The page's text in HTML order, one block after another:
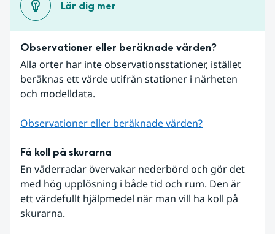
Lär dig mer
Observationer eller beräknade värden?
Alla orter har inte observationsstationer, istället
beräknas ett värde utifrån stationer i närheten
och modelldata.
Observationer eller beräknade värden?
Få koll på skurarna
En väderradar övervakar nederbörd och gör det
med hög upplösning i både tid och rum. Den är
ett värdefullt hjälpmedel när man vill ha koll på
skurarna.